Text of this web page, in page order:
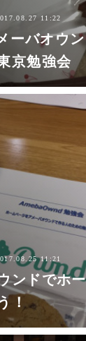
11:22
ーバオウ
京勉強会
11:21
ンドでホ
！